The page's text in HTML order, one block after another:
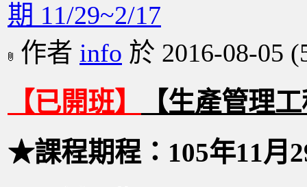
期 11/29~2/17
作者 info 於 2016-08-05 (
【已開班】
【生產管理
★課程期程：105年11月